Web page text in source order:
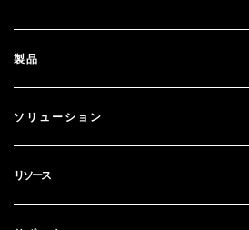
製品
SecurID
ソリューション
多要素認証
リソース